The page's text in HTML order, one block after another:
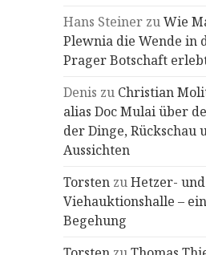
Hans Steiner zuWie
Plewnia die Wende in
Prager Botschaft
Denis zu Christian
alias Doc Mulai über
der Dinge, Rückschau
Aussichten
Torsten zuHetzer- und
Viehauktionshalle –
Begehung